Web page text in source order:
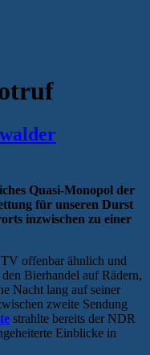
Quasi-Monopol der
für unseren Durst
inzwischen zu einer
offenbar ähnlich und
Bierhandel auf Rädern,
Nacht lang auf seiner
zweite Sendung
strahlte bereits der NDR
Einblicke in